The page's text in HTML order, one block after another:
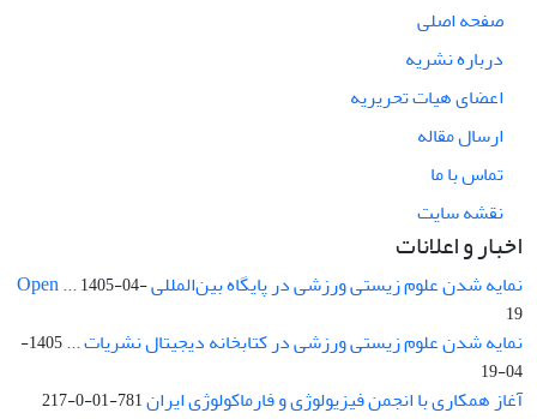
صفحه اصلی
درباره نشریه
اعضای هیات تحریریه
ارسال مقاله
تماس با ما
نقشه سایت
اخبار و اعلانات
نمایه شدن علوم زیستی ورزشی در پایگاه بین‌المللی Open ...1405-04-
19
نمایه شدن علوم زیستی ورزشی در کتابخانه دیجیتال نشریات ...
1405-
04-19
آغاز همکاری با انجمن فیزیولوژی و فارماکولوژی ایران781-01-0-217